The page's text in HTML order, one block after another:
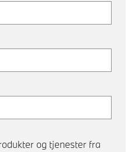
og tjenester fra